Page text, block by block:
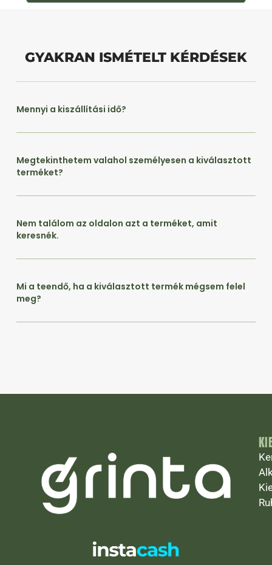
GYAKRAN ISMÉTELT KÉRDÉSEK
Mennyi a kiszállítási idő?
Megtekinthetem valahol személyesen a kiválasztott
terméket?
Nem találom az oldalon azt a terméket, amit
keresnék.
Mi a teendő, ha a kiválasztott termék mégsem felel
meg?